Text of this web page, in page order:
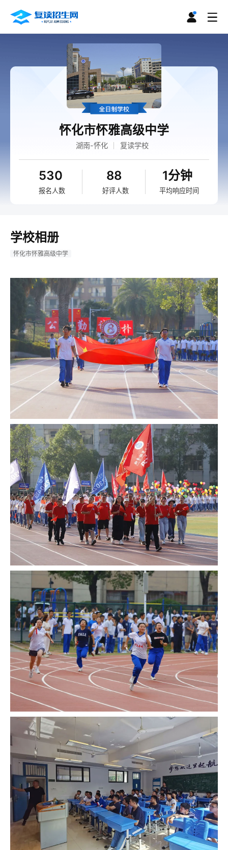
怀化市怀雅高级中学
湖南-怀化 复读学校
530
报名人数
88
好评人数
1分钟
平均响应时间
学校相册
怀化市怀雅高级中学